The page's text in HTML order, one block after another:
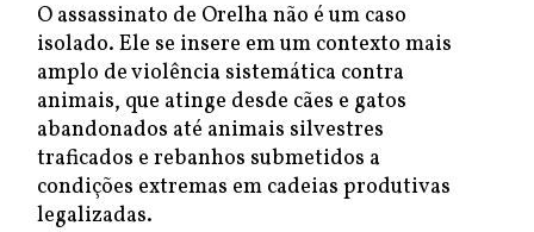
O assassinato de Orelha não é um caso
isolado. Ele se insere em um contexto mais
amplo de violência sistemática contra
animais, que atinge desde cães e gatos
abandonados até animais silvestres
traficados e rebanhos submetidos a
condições extremas em cadeias produtivas
legalizadas.